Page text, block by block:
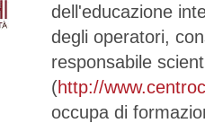
dell'educazione
degli operatori,
responsabile
(http://
occupa di